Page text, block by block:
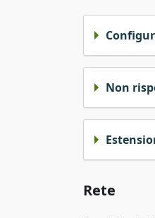
Non
Rete